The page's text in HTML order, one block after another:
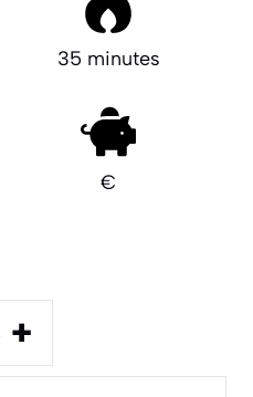
35 minutes
€
+